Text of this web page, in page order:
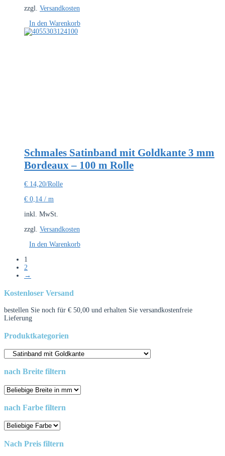
zzgl. Versandkosten
In den Warenkorb
Schmales Satinband mit Goldkante 3 mm
Bordeaux – 100 m Rolle
€ 14,20/Rolle
€ 0,14 / m
inkl. MwSt.
zzgl. Versandkosten
In den Warenkorb
1
2
→
Kostenloser Versand
bestellen Sie noch für € 50,00 und erhalten Sie versandkostenfreie
Lieferung
Produktkategorien
nach Breite filtern
nach Farbe filtern
Nach Preis filtern